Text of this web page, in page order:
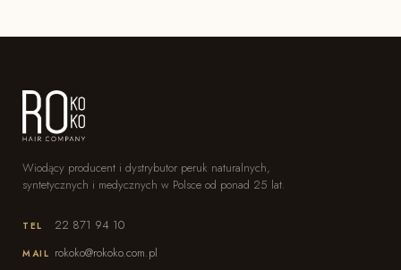
Wiodący producent i dystrybutor peruk naturalnych,
syntetycznych i medycznych w Polsce od ponad 25 lat.
TEL 22 871 94 10
MAIL rokoko@rokoko.com.pl